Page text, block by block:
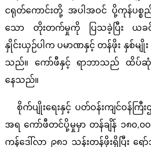
ငရုတ်ကောင်းတို့ အပါအဝင် ပို့ကုန်ပစ္စည်
သော တိုးတက်မှုကို ပြသခဲ့ပြီး ယ
နှိုင်းယှဉ်ပါက ပမာဏနှင့် တန်ဖိုး နှစ်မ
သည်။ ကော်ဖီနှင့် ရာဘာသည် ထိပ်ဆုံ
နေသည်။
စိုက်ပျိုးရေးနှင့် ပတ်ဝန်းကျင်ဝန်ကြီ
အရ ကော်ဖီတင်ပို့မှုမှာ တန်ချိန် ၁၈၀,၀၀
ကန်ဒေါ်လာ ၉၈၁ သန်းတန်ဖိုးရှိပြီး ရ